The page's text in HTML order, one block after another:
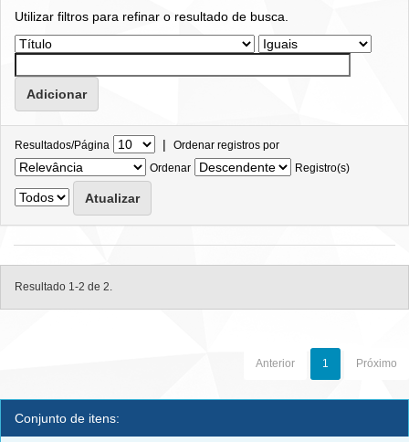
Utilizar filtros para refinar o resultado de busca.
Resultados/Página | Ordenar registros por
Ordenar
Registro(s)
Resultado 1-2 de 2.
Anterior 1 Próximo
Conjunto de itens: